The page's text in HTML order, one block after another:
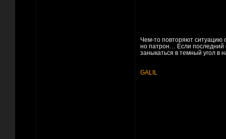
Чем-то повторяют ситуацию
но патрон… Если последний
заныкаться в темный угол в
GALIL